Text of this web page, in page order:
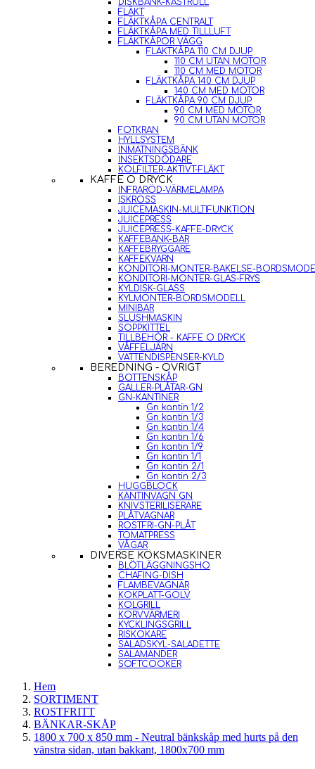
DISKBÄNK-KASTRULL
FLÄKT
FLÄKTKÅPA CENTRALT
FLÄKTKÅPA MED TILLLUFT
FLÄKTKÅPOR VÄGG
FLÄKTKÅPA 110 CM DJUP
110 CM UTAN MOTOR
110 CM MED MOTOR
FLÄKTKÅPA 140 CM DJUP
140 CM MED MOTOR
FLÄKTKÅPA 90 CM DJUP
90 CM MED MOTOR
90 CM UTAN MOTOR
FOTKRAN
HYLLSYSTEM
INMATNINGSBÄNK
INSEKTSDÖDARE
KOLFILTER-AKTIVT-FLÄKT
KAFFE O DRYCK
INFRARÖD-VÄRMELAMPA
ISKROSS
JUICEMASKIN-MULTIFUNKTION
JUICEPRESS
JUICEPRESS-KAFFE-DRYCK
KAFFEBÄNK-BAR
KAFFEBRYGGARE
KAFFEKVARN
KONDITORI-MONTER-BAKELSE-
KONDITORI-MONTER-GLAS-FRYS
KYLDISK-GLASS
KYLMONTER-BORDSMODELL
MINIBAR
SLUSHMASKIN
SOPPKITTEL
TILLBEHÖR - KAFFE O DRYCK
VÅFFELJÄRN
VATTENDISPENSER-KYLD
BEREDNING - ÖVRIGT
BOTTENSKÅP
GALLER-PLÅTAR-GN
GN-KANTINER
Gn kantin 1/2
Gn kantin 1/3
Gn kantin 1/4
Gn kantin 1/6
Gn kantin 1/9
Gn kantin 1/1
Gn kantin 2/1
Gn kantin 2/3
HUGGBLOCK
KANTINVAGN GN
KNIVSTERILISERARE
PLÅTVAGNAR
ROSTFRI-GN-PLÅT
TOMATPRESS
VÅGAR
DIVERSE KÖKSMASKINER
BLÖTLÄGGNINGSHO
CHAFING-DISH
FLAMBEVAGNAR
KOKPLATT-GOLV
KOLGRILL
KORVVÄRMERI
KYCKLINGSGRILL
RISKOKARE
SALADSKYL-SALADETTE
SALAMANDER
SOFTCOOKER
Hem
SORTIMENT
ROSTFRITT
BÄNKAR-SKÅP
1800 x 700 x 850 mm - Neutral bänkskåp med hurts på den
vänstra sidan, utan bakkant, 1800x700 mm